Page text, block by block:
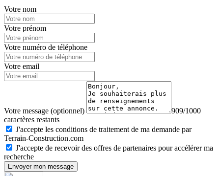
Votre nom
Votre prénom
Votre numéro de téléphone
Votre email
Votre message (optionnel)
909/1000
caractères restants
J'accepte les conditions de traitement de ma demande par
Terrain-Construction.com
J'accepte de recevoir des offres de partenaires pour accélérer ma
recherche
Envoyer mon message